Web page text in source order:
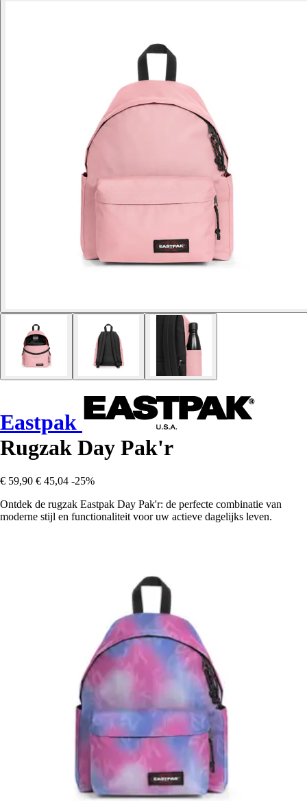
Eastpak
Rugzak Day Pak'r
€ 59,90 € 45,04 -25%
Ontdek de rugzak Eastpak Day Pak'r: de perfecte combinatie van
moderne stijl en functionaliteit voor uw actieve dagelijks leven.